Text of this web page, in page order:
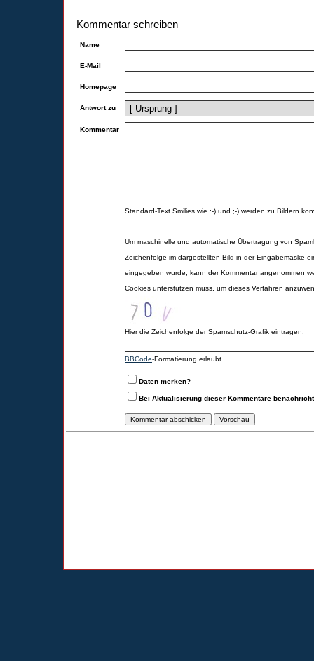
Kommentar schreiben
Name
E-Mail
Homepage
Antwort zu
Kommentar
Standard-Text Smilies wie :-) und ;-) werden zu Bildern
Um maschinelle und automatische Übertragung von
Zeichenfolge im dargestellten Bild in der Eingabemaske
eingegeben wurde, kann der Kommentar angenommen
Cookies unterstützen muss, um dieses Verfahren
Hier die Zeichenfolge der Spamschutz-Grafik eintragen:
BBCode-Formatierung erlaubt
Daten merken?
Bei Aktualisierung dieser Kommentare